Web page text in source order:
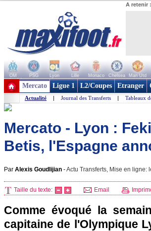
A retenir :
OM PSG Lyon Lille Monaco Chelsea Man Utd
+ de clubs
Mercato Ligue 1 L2/Coupes Etranger
Actualité | Journal des Transferts | Tableaux
Mercato - Lyon :
Betis, l'Espagne
Par Alexis Goudlijian -Actu Transferts, Mise en ligne:
Taille du texte: Email
Comme évoqué la
capitaine de l'Olympique